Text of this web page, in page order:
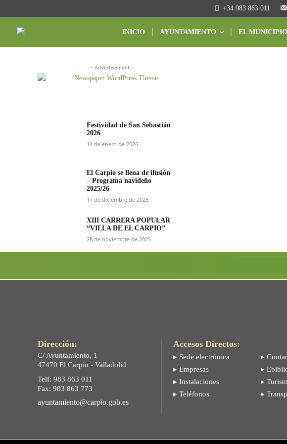
+34 983 863 011
INICIO AYUNTAMIENTO EL MUNICIPIO
- Advertisement -
Festividad de San Sebastián
2026
14 de enero de 2026
El Carpio se llena de ilusión
– Programa navideño
2025/26
17 de diciembre de 2025
XIII CARRERA POPULAR
“VILLA DE EL CARPIO”
28 de noviembre de 2025
Dirección:
C/ Ayuntamiento, 1
47470 El Carpio - Valladolid
Telf: 983 863 011
Fax: 983 863 773
ayuntamiento@carpio.gob.es
Accesos Directos:
▸ Sede electrónica
▸ Empresas
▸ Instalaciones
▸ Teléfonos
▸
▸
▸
▸